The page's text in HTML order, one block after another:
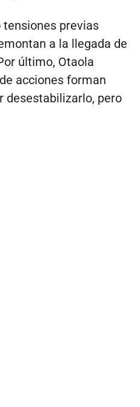
tensiones previas
a la llegada de
último, Otaola
acciones forman
desestabilizarlo, pero